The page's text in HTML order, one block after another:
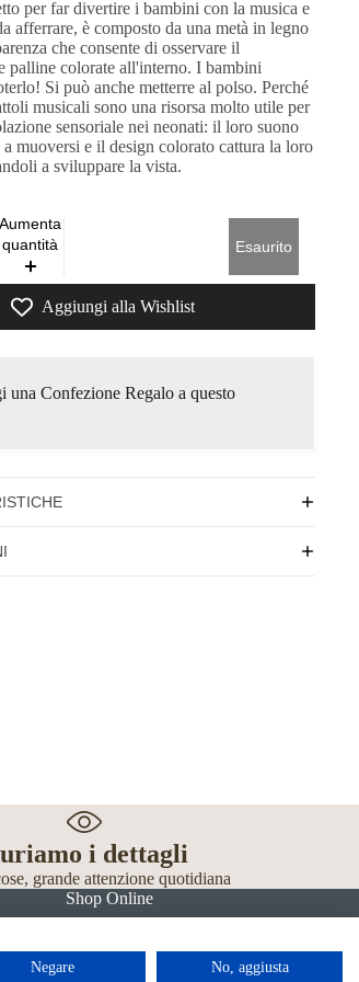
per far divertire i bambini con la musica e
afferrare, è composto da una metà in legno
che consente di osservare il
palline colorate all'interno. I bambini
Si può anche metterre al polso. Perché
musicali sono una risorsa molto utile per
sensoriale nei neonati: il loro suono
muoversi e il design colorato cattura la loro
a sviluppare la vista.
Aumenta
quantità
Esaurito
Aggiungi alla Wishlist
una Confezione Regalo a questo
i dettagli
grande attenzione quotidiana
Shop Online
Negare No, aggiusta